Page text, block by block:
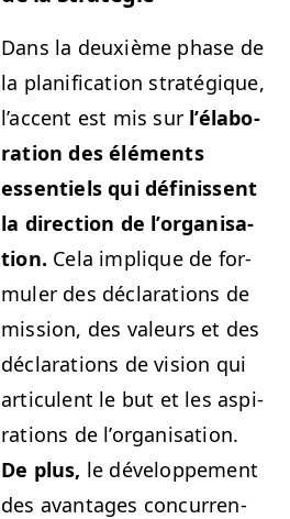
Dans la deux­ième phase de
la plan­i­fi­ca­tion stratégique,
l’ac­cent est mis sur l’élab­o­
ra­tion des élé­ments
essen­tiels qui définis­sent
la direc­tion de l’or­gan­i­sa­
tion. Cela implique de for­
muler des déc­la­ra­tions de
mis­sion, des valeurs et des
déc­la­ra­tions de vision qui
artic­u­lent le but et les aspi­
ra­tions de l’or­gan­i­sa­tion.
De plus, le développe­ment
des avan­tages con­cur­ren­